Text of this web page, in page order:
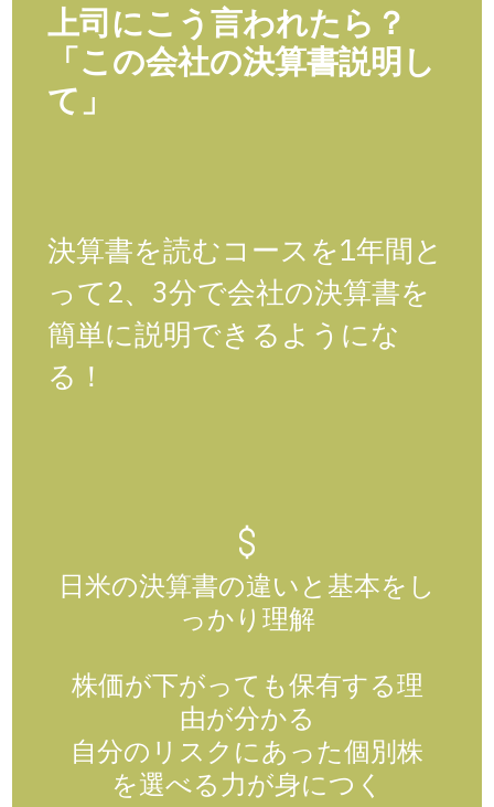
上司にこう言われたら？
「この会社の決算書説明し
て」
決算書を読むコースを1年間と
って2、3分で会社の決算書を
簡単に説明できるようにな
る！
日米の決算書の違いと基本をし
っかり理解
株価が下がっても保有する理
由が分かる
自分のリスクにあった個別株
を選べる力が身につく